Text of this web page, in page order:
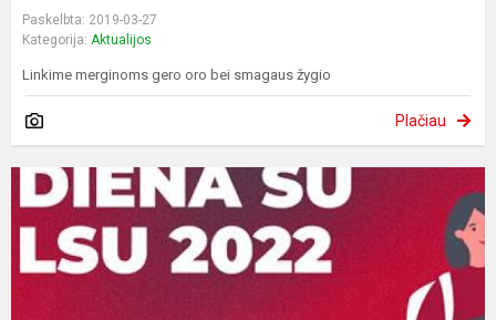
Paskelbta: 2019-03-27
Kategorija: Aktualijos
Linkime merginoms gero oro bei smagaus žygio
Plačiau